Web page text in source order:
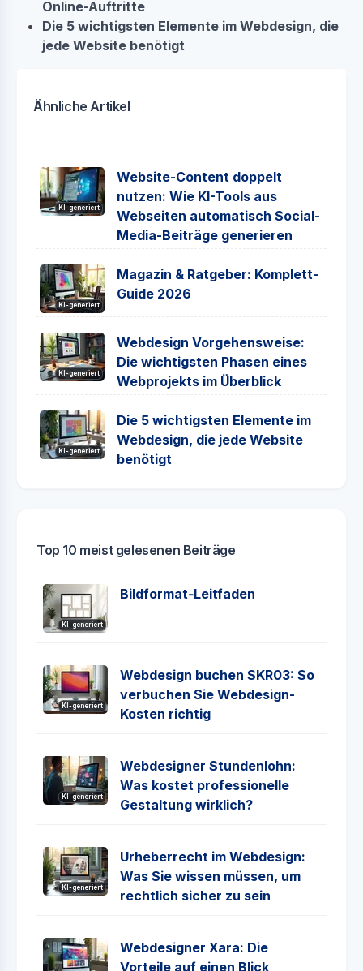
Online-Auftritte
Die 5 wichtigsten Elemente im Webdesign, die
jede Website benötigt
Ähnliche Artikel
KI-generiert
Website-Content doppelt
nutzen: Wie KI-Tools aus
Webseiten automatisch Social-
Media-Beiträge generieren
KI-generiert
Magazin & Ratgeber: Komplett-
Guide 2026
KI-generiert
Webdesign Vorgehensweise:
Die wichtigsten Phasen eines
Webprojekts im Überblick
KI-generiert
Die 5 wichtigsten Elemente im
Webdesign, die jede Website
benötigt
Top 10 meist gelesenen Beiträge
KI-generiert
Bildformat‑Leitfaden
KI-generiert
Webdesign buchen SKR03: So
verbuchen Sie Webdesign-
Kosten richtig
KI-generiert
Webdesigner Stundenlohn:
Was kostet professionelle
Gestaltung wirklich?
KI-generiert
Urheberrecht im Webdesign:
Was Sie wissen müssen, um
rechtlich sicher zu sein
Webdesigner Xara: Die
Vorteile auf einen Blick